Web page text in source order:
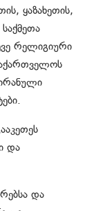
ყაზახეთის,
რელიგიური
და
და